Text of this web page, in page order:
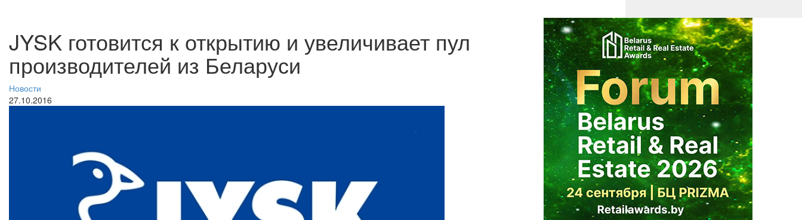
JYSK готовится к открытию и увеличивает пул
производителей из Беларуси
Новости
27.10.2016